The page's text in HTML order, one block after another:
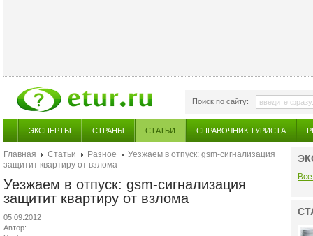
Поиск по сайту:
ЭКСПЕРТЫ СТРАНЫ СТАТЬИ СПРАВОЧНИК ТУРИСТА
Главная Статьи Разное
Уезжаем в отпуск: gsm-сигнализация
защитит квартиру от взлома
Уезжаем в отпуск: gsm-сигнализация
защитит квартиру от взлома
05.09.2012
Автор: